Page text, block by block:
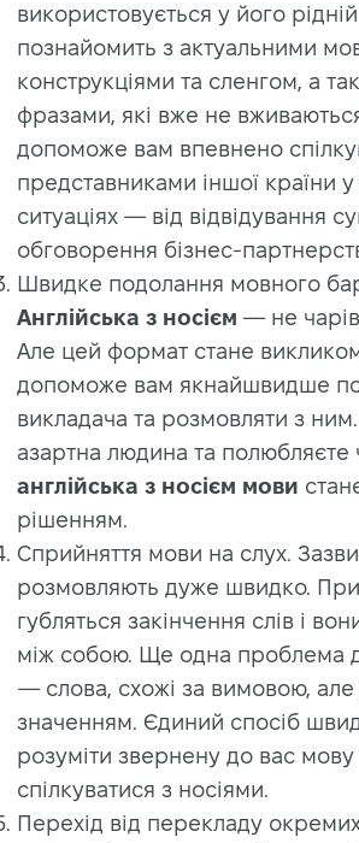
використовується у його рідній
познайомить з актуальними
конструкціями та сленгом, а
фразами, які вже не
допоможе вам впевнено
представниками іншої країни
ситуаціях — від відвідування
обговорення бізнес-
Швидке подолання мовного
Англійська з носієм — не
Але цей формат стане
допоможе вам якнайшвидше
викладача та розмовляти з
азартна людина та полюбляєте
англійська з носієм мови
рішенням.
Сприйняття мови на слух.
розмовляють дуже швидко.
губляться закінчення слів і
між собою. Ще одна проблема
— слова, схожі за вимовою, але
значенням. Єдиний спосіб
розуміти звернену до вас
спілкуватися з носіями.
Перехід від перекладу